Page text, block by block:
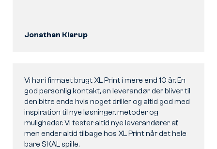
Jonathan Klarup
Vi har i firmaet brugt XL Print i mere end 10 år. En
god personlig kontakt, en leverandør der bliver til
den bitre ende hvis noget driller og altid god med
inspiration til nye løsninger, metoder og
muligheder. Vi tester altid nye leverandører af,
men ender altid tilbage hos XL Print når det hele
bare SKAL spille.